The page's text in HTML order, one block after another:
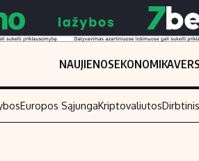
NAUJIENOSEKONOMIKA
Europos SąjungaKriptovaliutos